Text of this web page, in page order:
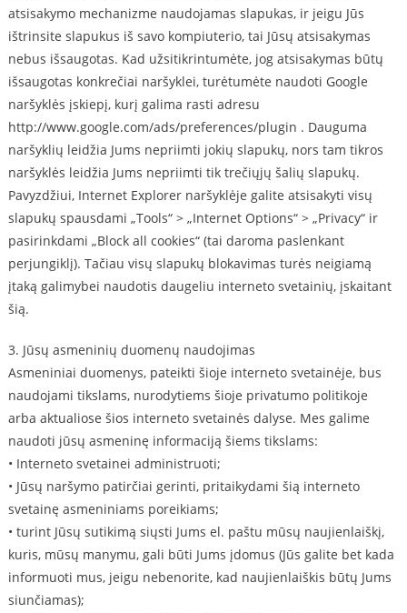
atsisakymo mechanizme naudojamas slapukas, ir jeigu Jūs
ištrinsite slapukus iš savo kompiuterio, tai Jūsų atsisakymas
nebus išsaugotas. Kad užsitikrintumėte, jog atsisakymas būtų
išsaugotas konkrečiai naršyklei, turėtumėte naudoti Google
naršyklės įskiepį, kurį galima rasti adresu
http://www.google.com/ads/preferences/plugin . Dauguma
naršyklių leidžia Jums nepriimti jokių slapukų, nors tam tikros
naršyklės leidžia Jums nepriimti tik trečiųjų šalių slapukų.
Pavyzdžiui, Internet Explorer naršyklėje galite atsisakyti visų
slapukų spausdami „Tools“ > „Internet Options“ > „Privacy“ ir
pasirinkdami „Block all cookies“ (tai daroma paslenkant
perjungiklį). Tačiau visų slapukų blokavimas turės neigiamą
įtaką galimybei naudotis daugeliu interneto svetainių, įskaitant
šią.
3. Jūsų asmeninių duomenų naudojimas
Asmeniniai duomenys, pateikti šioje interneto svetainėje, bus
naudojami tikslams, nurodytiems šioje privatumo politikoje
arba aktualiose šios interneto svetainės dalyse. Mes galime
naudoti jūsų asmeninę informaciją šiems tikslams:
• Interneto svetainei administruoti;
• Jūsų naršymo patirčiai gerinti, pritaikydami šią interneto
svetainę asmeniniams poreikiams;
• turint Jūsų sutikimą siųsti Jums el. paštu mūsų naujienlaiškį,
kuris, mūsų manymu, gali būti Jums įdomus (Jūs galite bet kada
informuoti mus, jeigu nebenorite, kad naujienlaiškis būtų Jums
siunčiamas);